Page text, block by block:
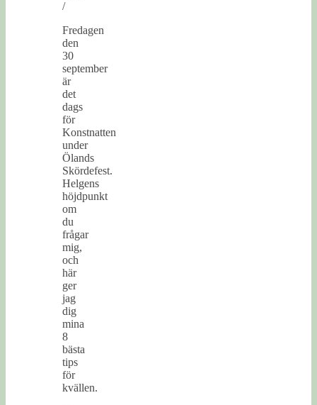
/
Fredagen
den
30
september
är
det
dags
för
Konstnatten
under
Ölands
Skördefest.
Helgens
höjdpunkt
om
du
frågar
mig,
och
här
ger
jag
dig
mina
8
bästa
tips
för
kvällen.